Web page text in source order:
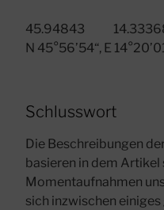
45.94843
N 45°56’54“, E
Schlusswort
Die Beschreibungen
basieren in dem
Momentaufnahmen
sich inzwischen